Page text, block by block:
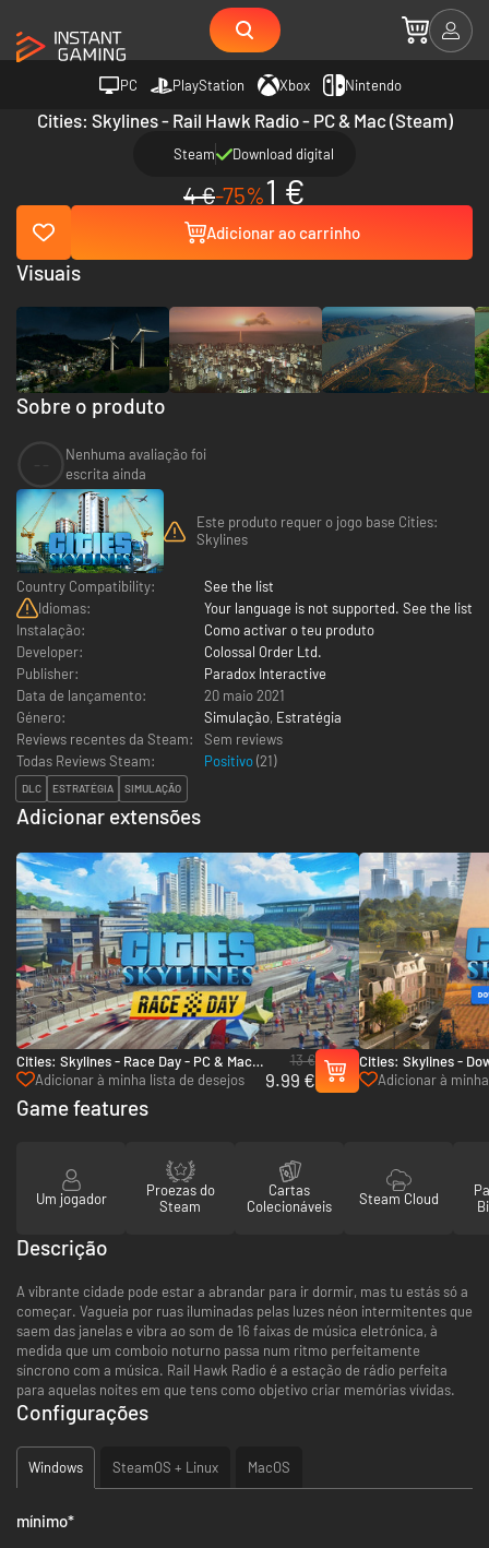
PC PlayStation Xbox Nintendo
Cities: Skylines - Rail Hawk Radio - PC & Mac (Steam)
Steam Download digital
4 €-75%1 €
Adicionar ao carrinho
Sobre o produto
Nenhuma avaliação foi
escrita ainda
Este produto requer o jogo base Cities:
Skylines
Country Compatibility:
See the list
Idiomas:
Your language is not supported. See the list
Instalação:
Como activar o teu produto
Developer:
Colossal Order Ltd.
Publisher:
Paradox Interactive
Data de lançamento:
20 maio 2021
Género:
Simulação, Estratégia
Reviews recentes da Steam:
Sem reviews
Todas Reviews Steam:
Positivo(21)
DLC ESTRATÉGIA SIMULAÇÃO
Adicionar extensões
Cities: Skylines - Race Day - PC & Mac
(Steam)
Adicionar à minha lista de desejos
13 €
9.99 €
Cities: Skylines -
Countryside Bundle
Adicionar à
Visuais
Game features
Um jogador
Proezas do
Steam
Cartas
Colecionáveis
Steam Cloud
Descrição
A vibrante cidade pode estar a abrandar para ir dormir, mas tu estás só a
começar. Vagueia por ruas iluminadas pelas luzes néon intermitentes que
saem das janelas e vibra ao som de 16 faixas de música eletrónica, à
medida que um comboio noturno passa num ritmo perfeitamente
síncrono com a música. Rail Hawk Radio é a estação de rádio perfeita
para aquelas noites em que tens como objetivo criar memórias vívidas.
Configurações
Windows SteamOS + Linux MacOS
mínimo*